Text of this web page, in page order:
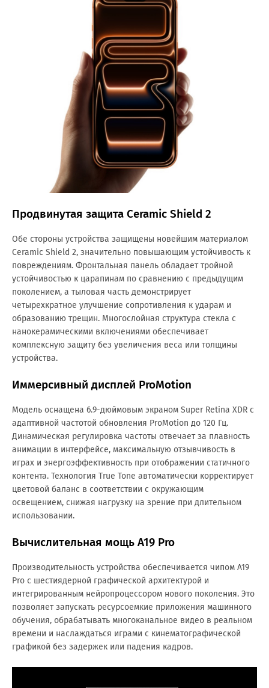
Продвинутая защита Ceramic Shield 2
Обе стороны устройства защищены новейшим материалом
Ceramic Shield 2, значительно повышающим устойчивость к
повреждениям. Фронтальная панель обладает тройной
устойчивостью к царапинам по сравнению с предыдущим
поколением, а тыловая часть демонстрирует
четырехкратное улучшение сопротивления к ударам и
образованию трещин. Многослойная структура стекла с
нанокерамическими включениями обеспечивает
комплексную защиту без увеличения веса или толщины
устройства.
Иммерсивный дисплей ProMotion
Модель оснащена 6.9-дюймовым экраном Super Retina XDR с
адаптивной частотой обновления ProMotion до 120 Гц.
Динамическая регулировка частоты отвечает за плавность
анимации в интерфейсе, максимальную отзывчивость в
играх и энергоэффективность при отображении статичного
контента. Технология True Tone автоматически корректирует
цветовой баланс в соответствии с окружающим
освещением, снижая нагрузку на зрение при длительном
использовании.
Вычислительная мощь A19 Pro
Производительность устройства обеспечивается чипом A19
Pro с шестиядерной графической архитектурой и
интегрированным нейропроцессором нового поколения. Это
позволяет запускать ресурсоемкие приложения машинного
обучения, обрабатывать многоканальное видео в реальном
времени и наслаждаться играми с кинематографической
графикой без задержек или падения кадров.